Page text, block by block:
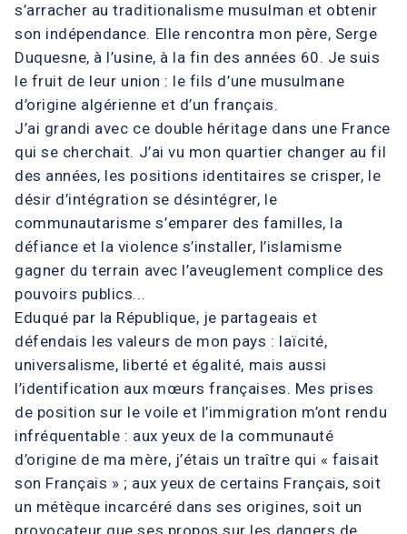
s’arracher au traditionalisme musulman et obtenir
son indépendance. Elle rencontra mon père, Serge
Duquesne, à l’usine, à la fin des années 60. Je suis
le fruit de leur union : le fils d’une musulmane
d’origine algérienne et d’un français.
J’ai grandi avec ce double héritage dans une France
qui se cherchait. J’ai vu mon quartier changer au fil
des années, les positions identitaires se crisper, le
désir d’intégration se désintégrer, le
communautarisme s’emparer des familles, la
défiance et la violence s’installer, l’islamisme
gagner du terrain avec l’aveuglement complice des
pouvoirs publics...
Eduqué par la République, je partageais et
défendais les valeurs de mon pays : laïcité,
universalisme, liberté et égalité, mais aussi
l’identification aux mœurs françaises. Mes prises
de position sur le voile et l’immigration m’ont rendu
infréquentable : aux yeux de la communauté
d’origine de ma mère, j’étais un traître qui « faisait
son Français » ; aux yeux de certains Français, soit
un métèque incarcéré dans ses origines, soit un